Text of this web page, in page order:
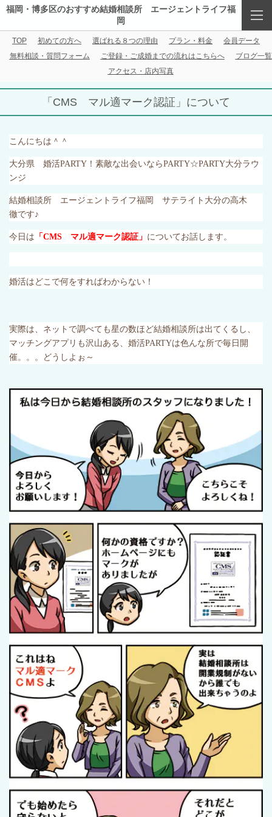
福岡・博多区のおすすめ結婚相談所 エージェントライフ福
岡
TOP 初めての方へ 選ばれる８つの理由 プラン・料金
会員データ
無料相談・質問フォーム
ご登録・ご成婚までの流れはこちらへ
ブログ一覧
アクセス・店内写真
「CMS マル適マーク認証」について
こんにちは＾＾
大分県 婚活PARTY ！素敵な出会いならPARTY☆PARTY大分ラウ
ンジ
結婚相談所 エージェントライフ福岡 サテライト大分の高木
徹です♪
今日は 「 CMS マル適マーク認証」 についてお話します。
婚活はどこで何をすればわからない！
実際は、ネットで調べても星の数ほど結婚相談所は出てくるし、
マッチングアプリも沢山ある、婚活PARTYは色んな所で毎日開
催。。。どうしよぉ～